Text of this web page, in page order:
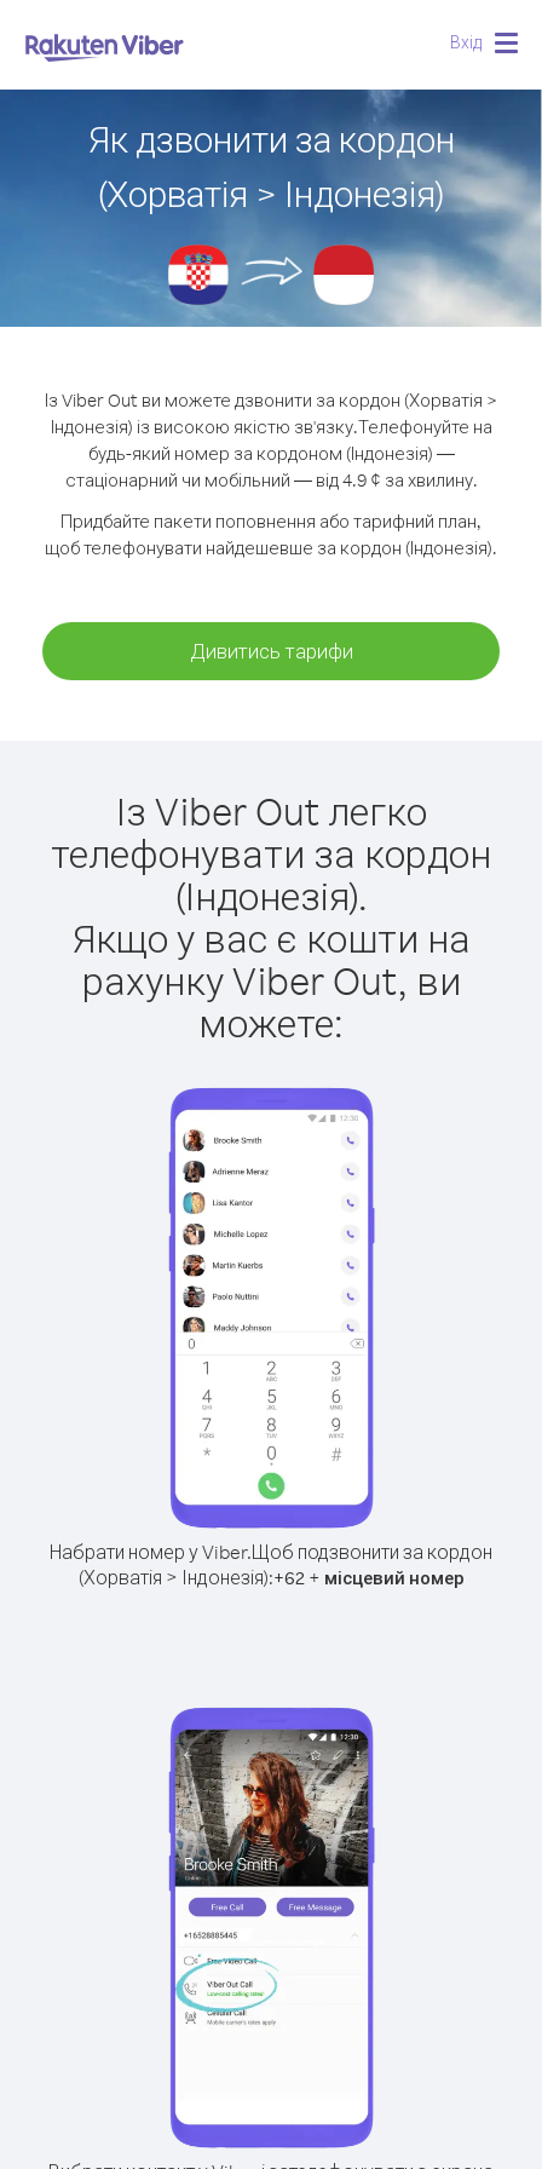
Вхід
Як дзвонити за кордон
(Хорватія > Індонезія)
Із Viber Out ви можете дзвонити за кордон (Хорватія >
Індонезія) із високою якістю зв'язку.Телефонуйте на
будь-який номер за кордоном (Індонезія) —
стаціонарний чи мобільний — від 4.9 ¢ за хвилину.
Придбайте пакети поповнення або тарифний план,
щоб телефонувати найдешевше за кордон (Індонезія).
Дивитись тарифи
Із Viber Out легко
телефонувати за кордон
(Індонезія).
Якщо у вас є кошти на
рахунку Viber Out, ви
можете:
Набрати номер у Viber.Щоб подзвонити за кордон
(Хорватія > Індонезія):+62+ місцевий номер